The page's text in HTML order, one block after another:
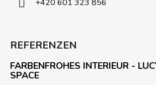
+420 601 323 856
REFERENZEN
FARBENFROHES INTERIEUR -
SPACE